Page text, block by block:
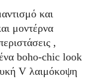
και
μοντέρνα
,
ένα boho-chic look
V λαιμόκοψη